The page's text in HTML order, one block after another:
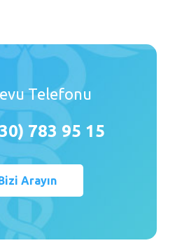
Telefonu
783 95 15
Arayın